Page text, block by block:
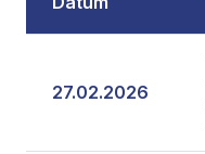
27.02.2026